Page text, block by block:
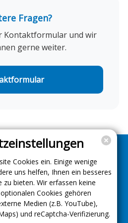
Verbrauch kann je nach
Softwarestand variieren.
und Anpassung
ohne dass der
wird.
und starten Sie durch!
Fragen?
Kontaktformular und wir
gerne weiter.
Cookies ein. Einige wenige
uns helfen, Ihnen ein besseres
zu bieten. Wir erfassen keine
Cookies gehören
Medien (z.B. YouTube),
und reCaptcha-Verifizierung.